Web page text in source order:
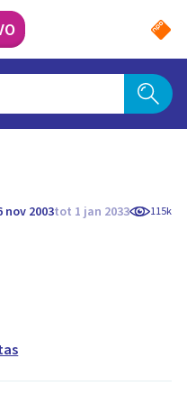
nov 2003tot 1 jan 2033 115k